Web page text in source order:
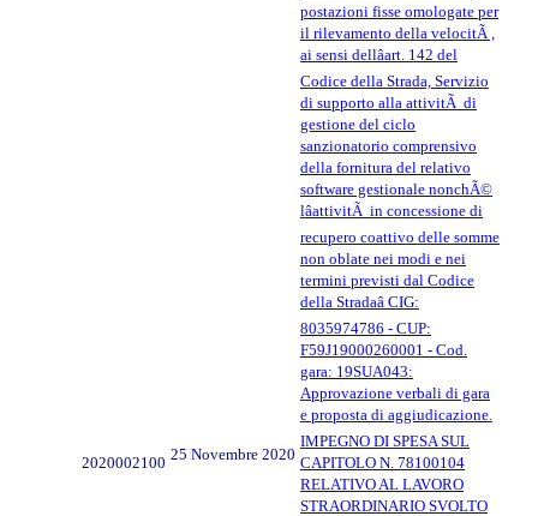
postazioni fisse omologate per
il rilevamento della velocitÃ ,
ai sensi dellâart. 142 del
Codice della Strada, Servizio
di supporto alla attivitÃ di
gestione del ciclo
sanzionatorio comprensivo
della fornitura del relativo
software gestionale nonchÃ©
lâattivitÃ in concessione di
recupero coattivo delle somme
non oblate nei modi e nei
termini previsti dal Codice
della Stradaâ CIG:
8035974786 - CUP:
F59J19000260001 - Cod.
gara: 19SUA043:
Approvazione verbali di gara
e proposta di aggiudicazione.
2020002100 25 Novembre 2020
IMPEGNO DI SPESA SUL
CAPITOLO N. 78100104
RELATIVO AL LAVORO
STRAORDINARIO SVOLTO